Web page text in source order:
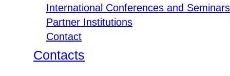
International Conferences and Seminars
Partner Institutions
Contact
Contacts